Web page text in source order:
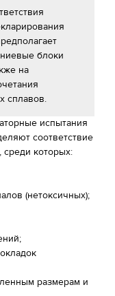
блоки
на
сплавов.
испытания
соответствие
среди которых:
(нетоксичных);
размерам и